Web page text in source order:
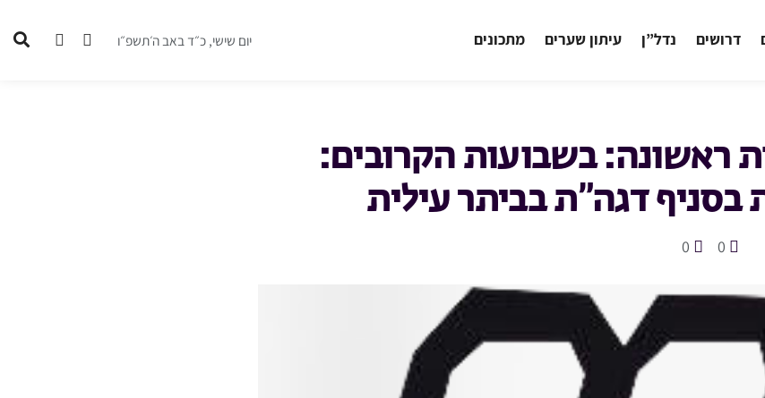
דרושים נדל”ן עיתון שערים מתכונים יום שישי, כ״ד באב ה׳תשפ״ו
ראשונה: בשבועות הקרובים:
בסניף דגה”ת בביתר עילית
0
0